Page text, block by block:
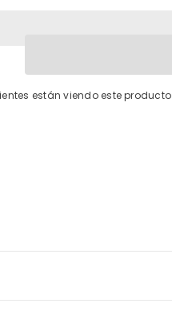
están viendo este producto